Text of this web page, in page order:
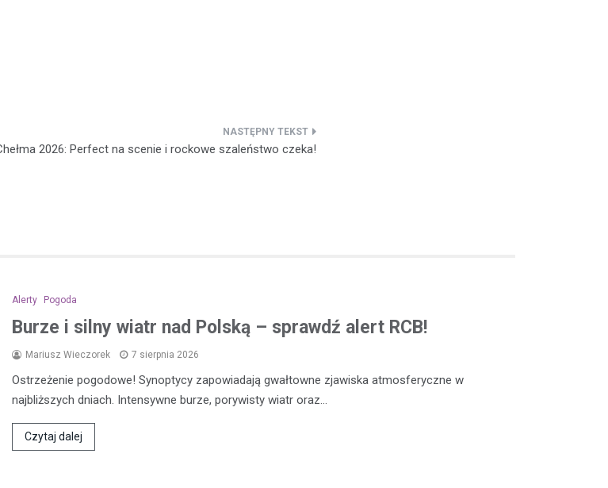
2026: Perfect na scenie i rockowe szaleństwo czeka!
Alerty Pogoda
Burze i silny wiatr nad Polską – sprawdź alert RCB!
Mariusz Wieczorek 7 sierpnia 2026
Ostrzeżenie pogodowe! Synoptycy zapowiadają gwałtowne zjawiska atmosferyczne w
najbliższych dniach. Intensywne burze, porywisty wiatr oraz…
Czytaj dalej